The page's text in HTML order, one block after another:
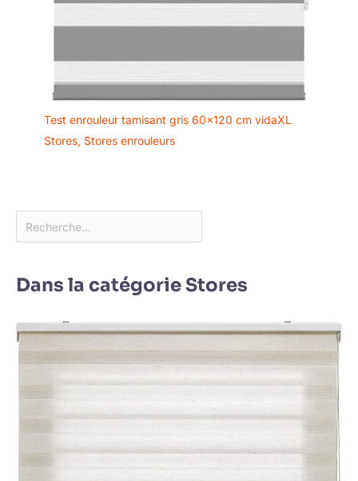
Test enrouleur tamisant gris 60×120 cm vidaXL
Stores, Stores enrouleurs
Dans la catégorie Stores